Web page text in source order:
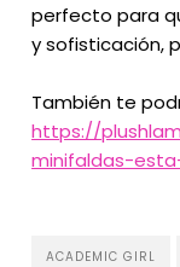
perfecto para
y sofisticación,
También te
https://
minifaldas-
ACADEMIC GIRL